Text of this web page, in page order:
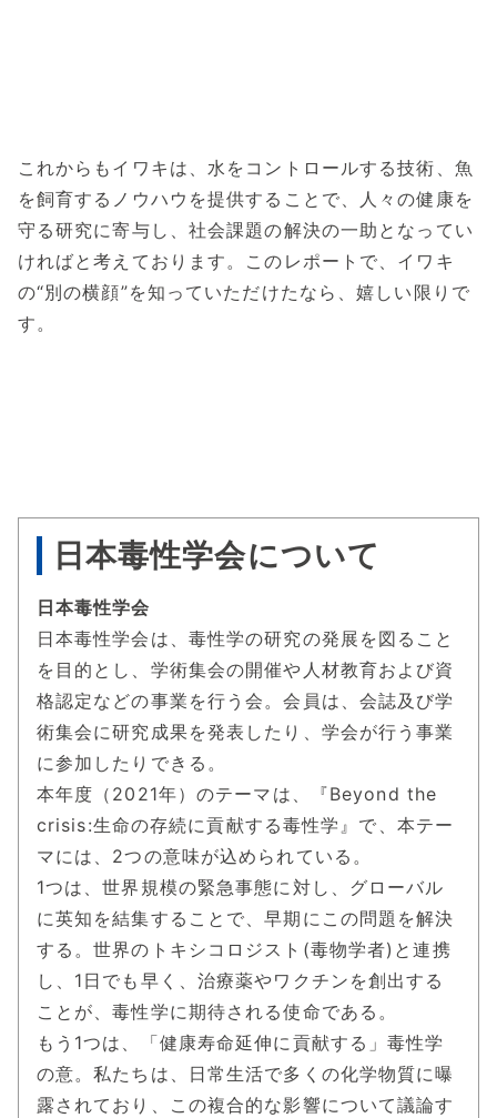
これからもイワキは、水をコントロールする技術、魚
を飼育するノウハウを提供することで、人々の健康を
守る研究に寄与し、社会課題の解決の一助となってい
ければと考えております。このレポートで、イワキ
の“別の横顔”を知っていただけたなら、嬉しい限りで
す。
日本毒性学会について
日本毒性学会
日本毒性学会は、毒性学の研究の発展を図ること
を目的とし、学術集会の開催や人材教育および資
格認定などの事業を行う会。会員は、会誌及び学
術集会に研究成果を発表したり、学会が行う事業
に参加したりできる。
本年度（2021年）のテーマは、『Beyond the
crisis:生命の存続に貢献する毒性学』で、本テー
マには、2つの意味が込められている。
1つは、世界規模の緊急事態に対し、グローバル
に英知を結集することで、早期にこの問題を解決
する。世界のトキシコロジスト(毒物学者)と連携
し、1日でも早く、治療薬やワクチンを創出する
ことが、毒性学に期待される使命である。
もう1つは、「健康寿命延伸に貢献する」毒性学
の意。私たちは、日常生活で多くの化学物質に曝
露されており、この複合的な影響について議論す